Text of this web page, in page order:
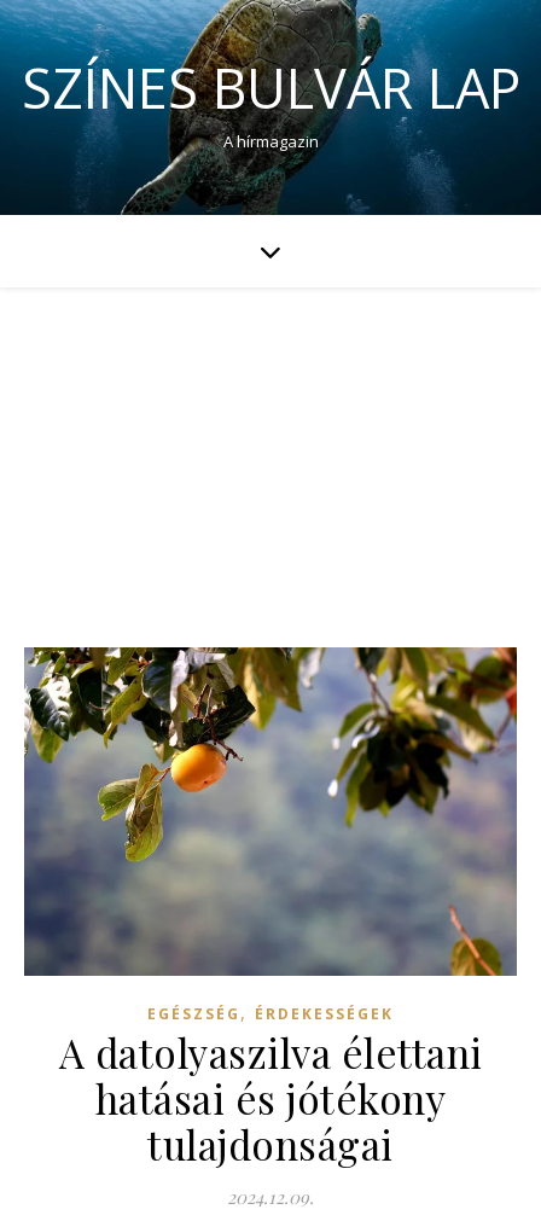
SZÍNES BULVÁR LAP
A hírmagazin
EGÉSZSÉG , ÉRDEKESSÉGEK
A datolyaszilva élettani
hatásai és jótékony
tulajdonságai
2024.12.09.